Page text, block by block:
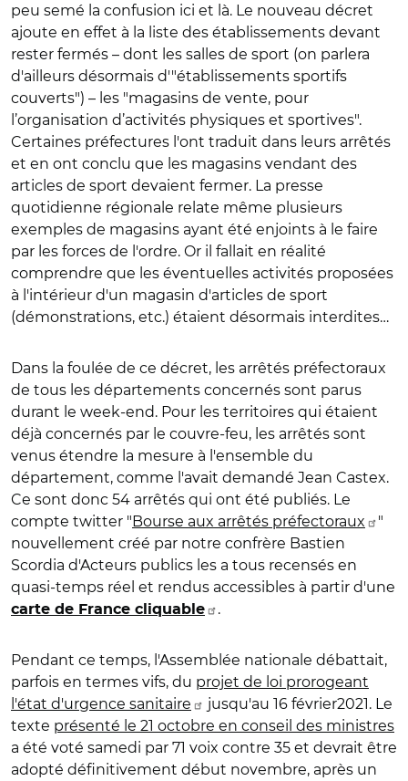
peu semé la confusion ici et là. Le nouveau décret
ajoute en effet à la liste des établissements devant
rester fermés – dont les salles de sport (on parlera
d'ailleurs désormais d'"établissements sportifs
couverts") – les "magasins de vente, pour
l’organisation d’activités physiques et sportives".
Certaines préfectures l'ont traduit dans leurs arrêtés
et en ont conclu que les magasins vendant des
articles de sport devaient fermer. La presse
quotidienne régionale relate même plusieurs
exemples de magasins ayant été enjoints à le faire
par les forces de l'ordre. Or il fallait en réalité
comprendre que les éventuelles activités proposées
à l'intérieur d'un magasin d'articles de sport
(démonstrations, etc.) étaient désormais interdites…
Dans la foulée de ce décret, les arrêtés préfectoraux
de tous les départements concernés sont parus
durant le week-end. Pour les territoires qui étaient
déjà concernés par le couvre-feu, les arrêtés sont
venus étendre la mesure à l'ensemble du
département, comme l'avait demandé Jean Castex.
Ce sont donc 54 arrêtés qui ont été publiés. Le
compte twitter "Bourse aux arrêtés préfectoraux
"
nouvellement créé par notre confrère Bastien
Scordia d'Acteurs publics les a tous recensés en
quasi-temps réel et rendus accessibles à partir d'une
carte de France cliquable .
Pendant ce temps, l'Assemblée nationale débattait,
parfois en termes vifs, du projet de loi prorogeant
l'état d'urgence sanitaire
jusqu'au 16 février2021. Le
texte présenté le 21 octobre en conseil des ministres
a été voté samedi par 71 voix contre 35 et devrait être
adopté définitivement début novembre, après un